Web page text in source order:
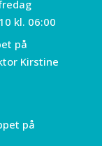
kl. 06:00
på
Kirstine
på